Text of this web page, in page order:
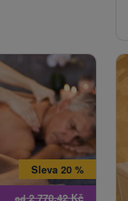
od2 770,42Kč
Sleva 20 %